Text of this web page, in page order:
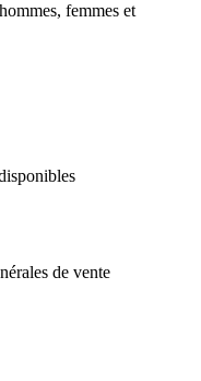
femmes et
de vente